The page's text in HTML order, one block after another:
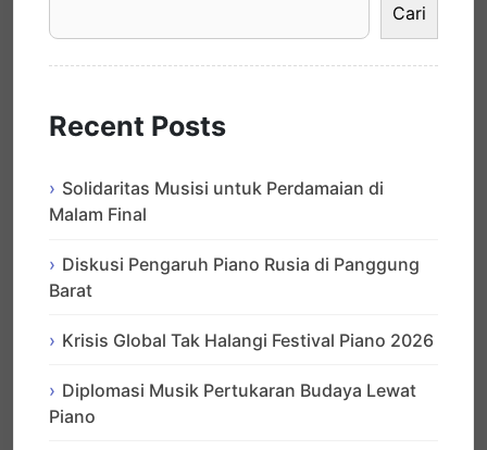
Cari
Recent Posts
Solidaritas Musisi untuk Perdamaian di
Malam Final
Diskusi Pengaruh Piano Rusia di Panggung
Barat
Krisis Global Tak Halangi Festival Piano 2026
Diplomasi Musik Pertukaran Budaya Lewat
Piano